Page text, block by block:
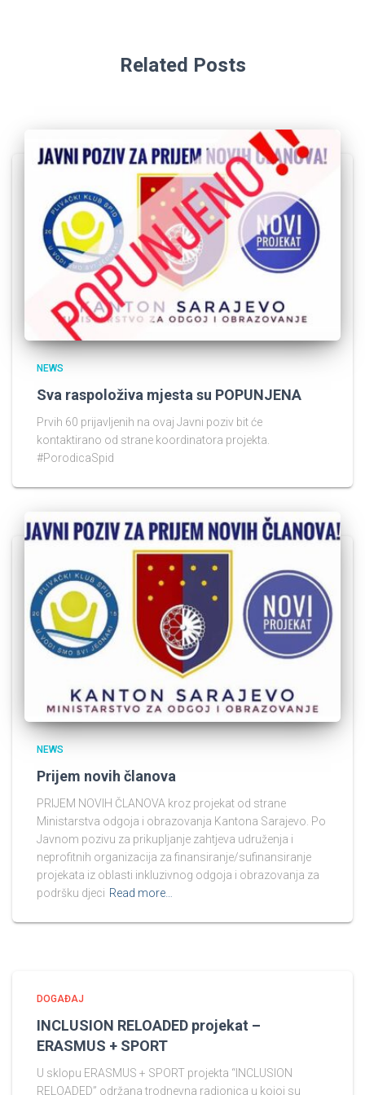
Related Posts
NEWS
Sva raspoloživa mjesta su POPUNJENA
Prvih 60 prijavljenih na ovaj Javni poziv bit će
kontaktirano od strane koordinatora projekta.
#PorodicaSpid
NEWS
Prijem novih članova
PRIJEM NOVIH ČLANOVA kroz projekat od strane
Ministarstva odgoja i obrazovanja Kantona Sarajevo. Po
Javnom pozivu za prikupljanje zahtjeva udruženja i
neprofitnih organizacija za finansiranje/sufinansiranje
projekata iz oblasti inkluzivnog odgoja i obrazovanja za
podršku djeci Read more…
DOGAĐAJ
INCLUSION RELOADED projekat –
ERASMUS + SPORT
U sklopu ERASMUS + SPORT projekta “INCLUSION
RELOADED” održana trodnevna radionica u kojoj su